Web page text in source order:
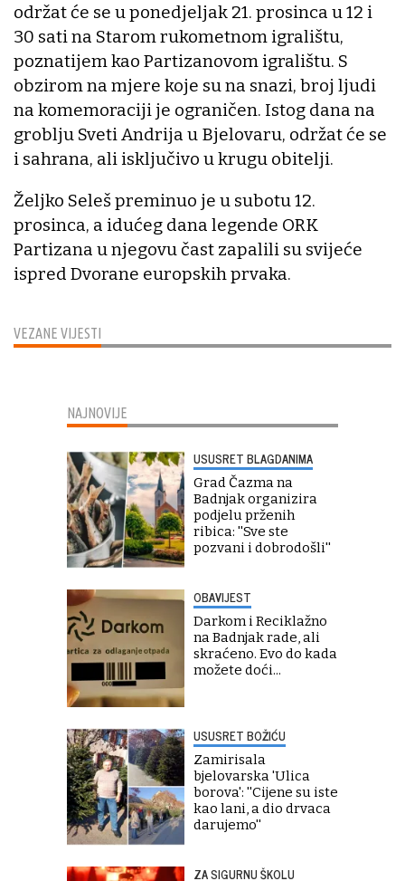
VEZANE VIJESTI
održat će se u ponedjeljak 21. prosinca u 12 i
30 sati na Starom rukometnom igralištu,
poznatijem kao Partizanovom igralištu. S
obzirom na mjere koje su na snazi, broj ljudi
na komemoraciji je ograničen. Istog dana na
groblju Sveti Andrija u Bjelovaru, održat će se
i sahrana, ali isključivo u krugu obitelji.
Željko Seleš preminuo je u subotu 12.
prosinca, a idućeg dana legende ORK
Partizana u njegovu čast zapalili su svijeće
ispred Dvorane europskih prvaka.
NAJNOVIJE
USUSRET BLAGDANIMA
Grad Čazma na
Badnjak organizira
podjelu prženih
ribica: ''Sve ste
pozvani i dobrodošli''
OBAVIJEST
Darkom i Reciklažno
na Badnjak rade, ali
skraćeno. Evo do kada
možete doći...
USUSRET BOŽIĆU
Zamirisala
bjelovarska 'Ulica
borova': ''Cijene su iste
kao lani, a dio drvaca
darujemo''
ZA SIGURNU ŠKOLU